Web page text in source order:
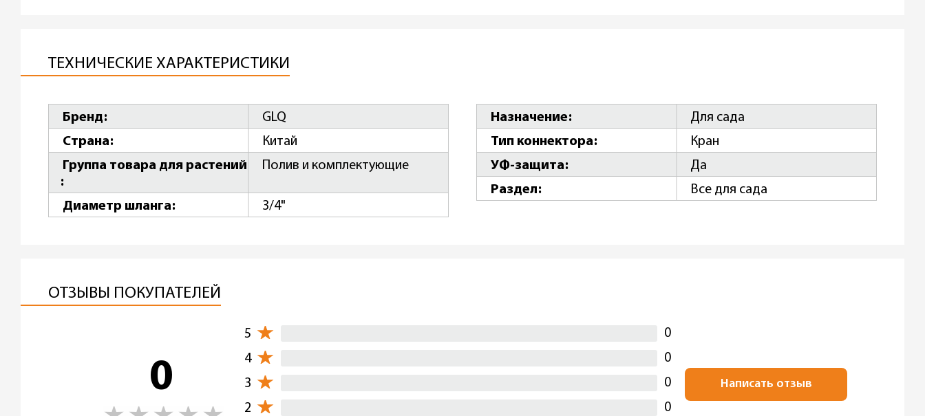
ТЕХНИЧЕСКИЕ ХАРАКТЕРИСТИКИ
Бренд
GLQ
Страна
Китай
Группа товара для растений
Полив и комплектующие
Диаметр шланга 3/4"
Назначение
Для сада
Тип коннектора
Кран
УФ-защита
Да
Раздел
Все для сада
ОТЗЫВЫ ПОКУПАТЕЛЕЙ
0
5
0
4
0
3
0
2
0
Написать отзыв